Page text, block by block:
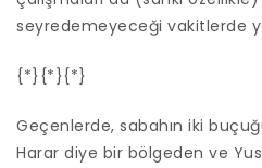
seyredemeyeceği vakitlerde
{*}{*}{*}
Geçenlerde, sabahın iki
Harar diye bir bölgeden ve